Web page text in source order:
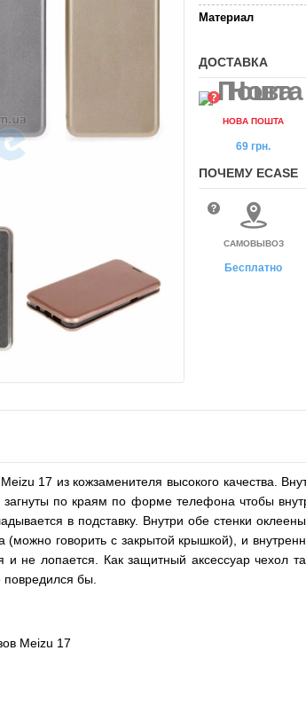
Материал
ДОСТАВКА
НОВА ПОШТА
69 грн.
ПОЧЕМУ ECASE
САМОВЫВОЗ
Бесплатно
17 из кожзаменителя высокого качества.
по краям по форме телефона чтобы
в подставку. Внутри обе стенки
говорить с закрытой крышкой), и
и не лопается. Как защитный аксессуар
бы.
Meizu 17